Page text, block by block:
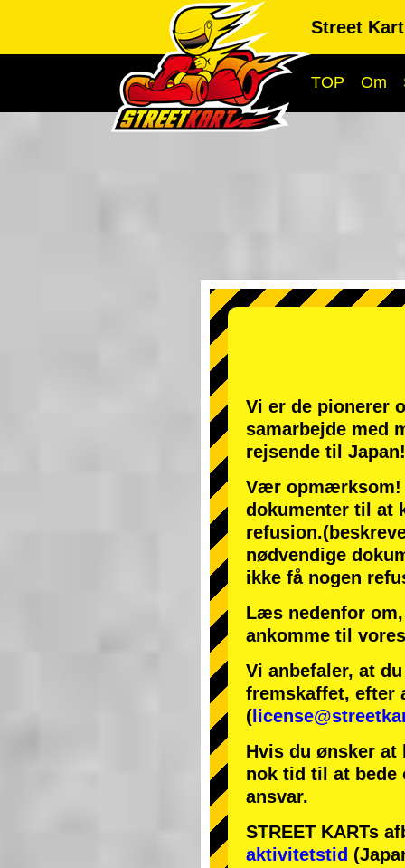
Street
TOP Om
Vi er de pionerer
samarbejde med
rejsende til
Vær opmærksom!
dokumenter til at
refusion.
nødvendige
ikke få nogen
Læs nedenfor
ankomme til
Vi anbefaler, at
fremskaffet, efter
(
Hvis du ønsker
nok tid til at bede
ansvar.
STREET KARTs
aktivitetstid